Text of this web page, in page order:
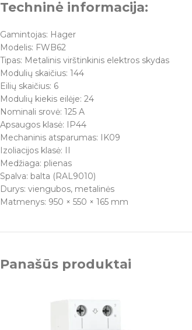
Techninė informacija:
Gamintojas: Hager
Modelis: FWB62
Tipas: Metalinis virštinkinis elektros skydas
Modulių skaičius: 144
Eilių skaičius: 6
Modulių kiekis eilėje: 24
Nominali srovė: 125 A
Apsaugos klasė: IP44
Mechaninis atsparumas: IK09
Izoliacijos klasė: II
Medžiaga: plienas
Spalva: balta (RAL9010)
Durys: viengubos, metalinės
Matmenys: 950 × 550 × 165 mm
Panašūs produktai